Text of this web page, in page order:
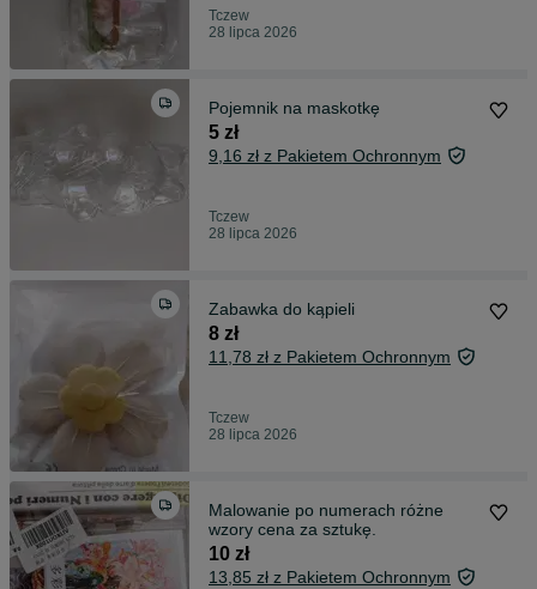
Tczew
28 lipca 2026
Pojemnik na maskotkę
5 zł
9,16 zł z Pakietem Ochronnym
Tczew
28 lipca 2026
Zabawka do kąpieli
8 zł
11,78 zł z Pakietem Ochronnym
Tczew
28 lipca 2026
Malowanie po numerach różne
wzory cena za sztukę.
10 zł
13,85 zł z Pakietem Ochronnym